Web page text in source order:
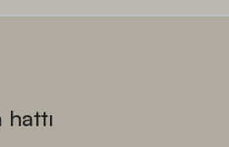
hattı